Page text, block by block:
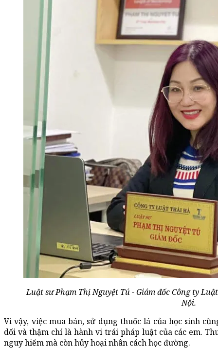
Luật sư Phạm Thị Nguyệt Tú - Giám đốc Công ty
Nội.
Vì vậy, việc mua bán, sử dụng thuốc lá của học sinh
dối và thậm chí là hành vi trái pháp luật của các em.
nguy hiểm mà còn hủy hoại nhân cách học đường.